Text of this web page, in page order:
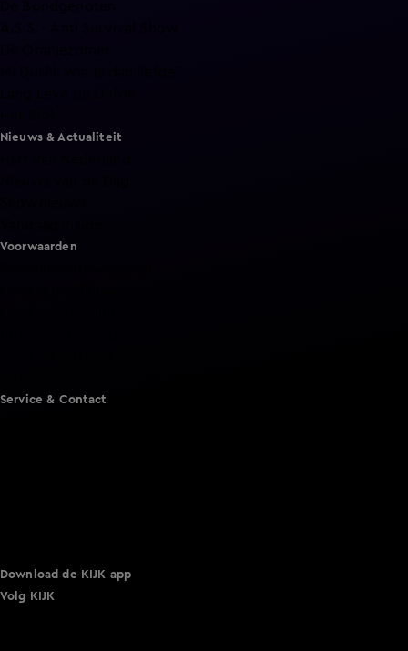
Nieuws & Actualiteit
Voorwaarden
Service & Contact
Download de KIJK app
Volg KIJK